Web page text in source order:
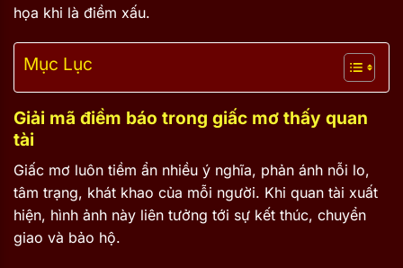
họa khi là điềm xấu.
Mục Lục
Giải mã điềm báo trong giấc mơ thấy quan
tài
Giấc mơ luôn tiềm ẩn nhiều ý nghĩa, phản ánh nỗi lo,
tâm trạng, khát khao của mỗi người. Khi quan tài xuất
hiện, hình ảnh này liên tưởng tới sự kết thúc, chuyển
giao và bảo hộ.